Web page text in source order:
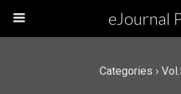
eJournal
Categories ›